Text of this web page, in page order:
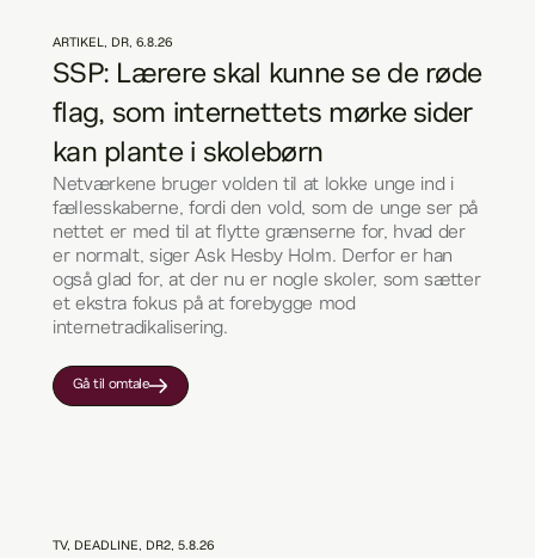
ARTIKEL, DR, 6.8.26
SSP: Lærere skal kunne se de røde
flag, som internettets mørke sider
kan plante i skolebørn
Netværkene bruger volden til at lokke unge ind i
fællesskaberne, fordi den vold, som de unge ser på
nettet er med til at flytte grænserne for, hvad der
er normalt, siger Ask Hesby Holm. Derfor er han
også glad for, at der nu er nogle skoler, som sætter
et ekstra fokus på at forebygge mod
internetradikalisering.
Gå til omtale
TV, DEADLINE, DR2, 5.8.26